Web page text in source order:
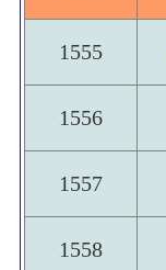
1555
1556
1557
1558